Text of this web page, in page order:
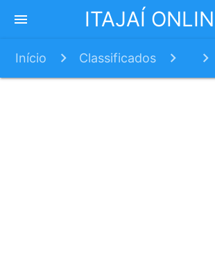
ITAJAÍ
menu
Início Classificados